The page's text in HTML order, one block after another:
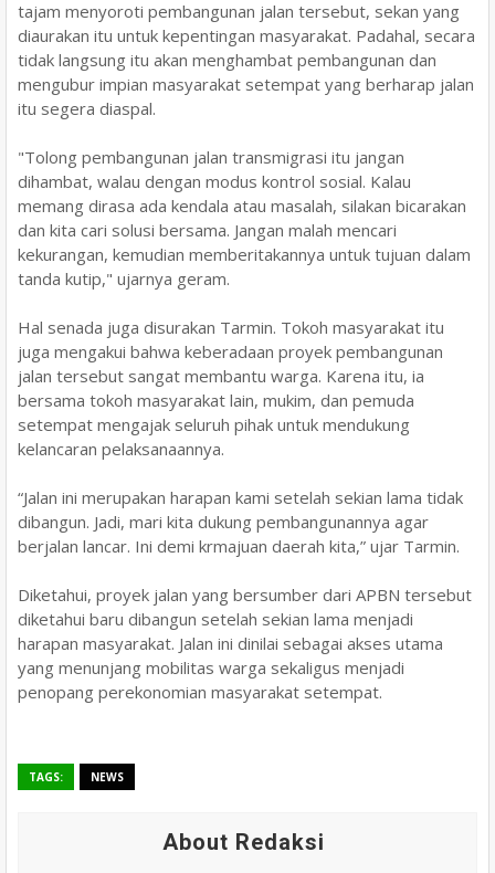
tajam menyoroti pembangunan jalan tersebut, sekan yang
diaurakan itu untuk kepentingan masyarakat. Padahal, secara
tidak langsung itu akan menghambat pembangunan dan
mengubur impian masyarakat setempat yang berharap jalan
itu segera diaspal.
"Tolong pembangunan jalan transmigrasi itu jangan
dihambat, walau dengan modus kontrol sosial. Kalau
memang dirasa ada kendala atau masalah, silakan bicarakan
dan kita cari solusi bersama. Jangan malah mencari
kekurangan, kemudian memberitakannya untuk tujuan dalam
tanda kutip," ujarnya geram.
Hal senada juga disurakan Tarmin. Tokoh masyarakat itu
juga mengakui bahwa keberadaan proyek pembangunan
jalan tersebut sangat membantu warga. Karena itu, ia
bersama tokoh masyarakat lain, mukim, dan pemuda
setempat mengajak seluruh pihak untuk mendukung
kelancaran pelaksanaannya.
“Jalan ini merupakan harapan kami setelah sekian lama tidak
dibangun. Jadi, mari kita dukung pembangunannya agar
berjalan lancar. Ini demi krmajuan daerah kita,” ujar Tarmin.
Diketahui, proyek jalan yang bersumber dari APBN tersebut
diketahui baru dibangun setelah sekian lama menjadi
harapan masyarakat. Jalan ini dinilai sebagai akses utama
yang menunjang mobilitas warga sekaligus menjadi
penopang perekonomian masyarakat setempat.
TAGS: NEWS
About Redaksi